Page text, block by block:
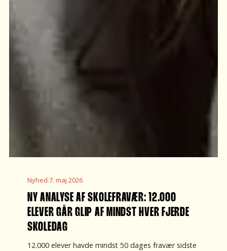
Nyhed:7. maj 2026
NY ANALYSE AF SKOLEFRAVÆR: 12.000
ELEVER GÅR GLIP AF MINDST HVER FJERDE
SKOLEDAG
12.000 elever havde mindst 50 dages fravær sidste